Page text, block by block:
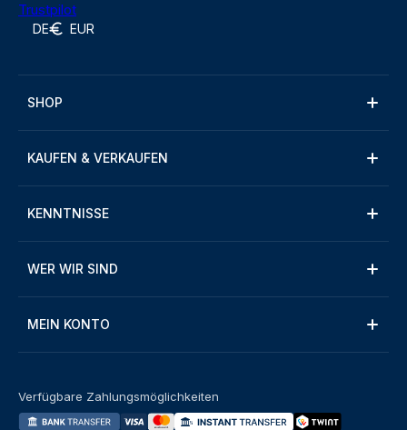
Trustpilot
DE EUR
SHOP
KAUFEN & VERKAUFEN
KENNTNISSE
WER WIR SIND
MEIN KONTO
Verfügbare Zahlungsmöglichkeiten